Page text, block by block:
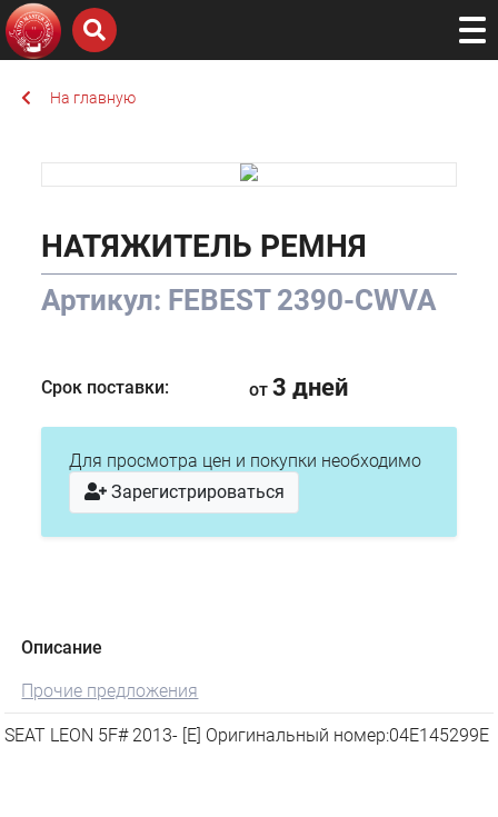
На главную
НАТЯЖИТЕЛЬ РЕМНЯ
Артикул: FEBEST 2390-CWVA
Срок поставки: от 3 дней
Для просмотра цен и покупки необходимо
Зарегистрироваться
Описание
Прочие предложения
SEAT LEON 5F# 2013- [E] Оригинальный номер:04E145299E